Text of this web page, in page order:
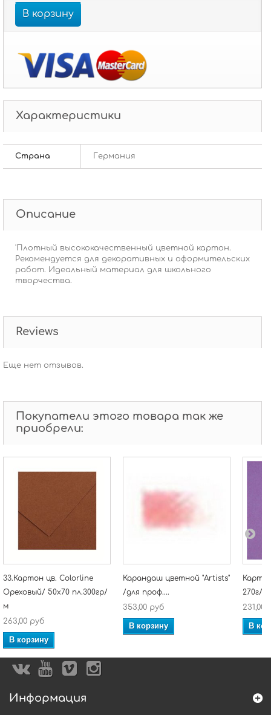
В корзину
Характеристики
Страна Германия
Описание
'Плотный высококачественный цветной картон.
Рекомендуется для декоративных и оформительских
работ. Идеальный материал для школьного
творчества.
Reviews
Еще нет отзывов.
Покупатели этого товара так же
приобрели:
33.Картон цв. Colorline
Ореховый/ 50x70 пл.300гр/
м
263,00 руб
В корзину
Карандаш цветной "Artists"
/для проф....
353,00 руб
В корзину
270г/
231,00
В
Информация